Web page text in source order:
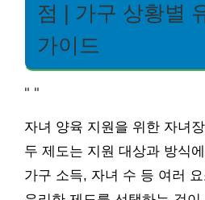
점 | 가구 상황별
가이드
" "
자녀 양육 지원을 위한 자녀
두 제도는 지원 대상과 방식
가구 소득, 자녀 수 등 여러